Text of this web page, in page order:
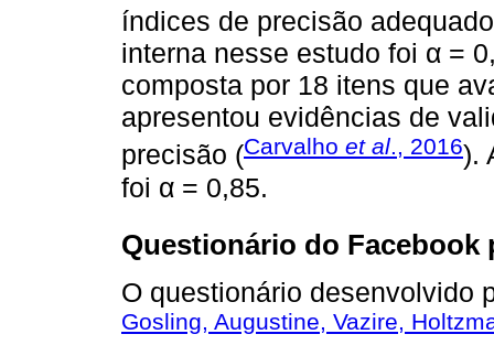
índices de precisão
interna nesse estudo foi α =
composta por 18 itens que
apresentou evidências de
precisão (Carvalho et al., 2016).
foi α = 0,85.
Questionário do Facebook
O questionário desenvolvido
Gosling, Augustine, Vazire,